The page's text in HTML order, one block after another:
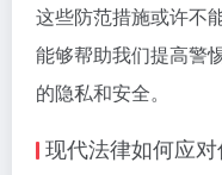
这些防范措施或许不
能够帮助我们提高警
的隐私和安全。
现代法律如何应对